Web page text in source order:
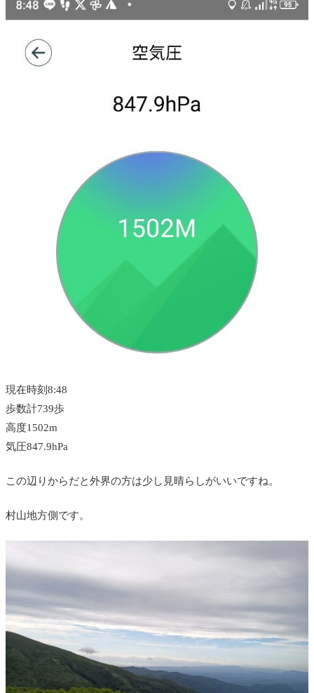
現在時刻8:48
歩数計739歩
高度1502m
気圧847.9hPa
この辺りからだと外界の方は少し見晴らしがいいですね。
村山地方側です。